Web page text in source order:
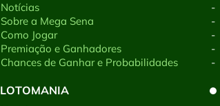
Notícias
Sobre a Mega Sena
Como Jogar
Premiação e Ganhadores
Chances de Ganhar e Probabilidades
-
-
-
-
-
LOTOMANIA